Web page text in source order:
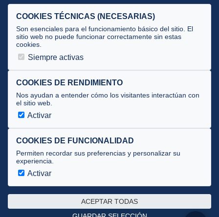
Selecciones
Tecnificación
JUECES Y OFICIALES
Documentos
Cursos
Circulares oficiales
Convocatorias y Equipaciones
Av. José Atarés 101, semisótano. 50018 Zaragoza
Privacidad · Cookies
COOKIES TÉCNICAS (NECESARIAS)
Son esenciales para el funcionamiento básico del sitio. El
sitio web no puede funcionar correctamente sin estas
cookies.
Siempre activas
COOKIES DE RENDIMIENTO
Nos ayudan a entender cómo los visitantes interactúan con
el sitio web.
Activar
COOKIES DE FUNCIONALIDAD
Permiten recordar sus preferencias y personalizar su
experiencia.
Activar
ACEPTAR TODAS